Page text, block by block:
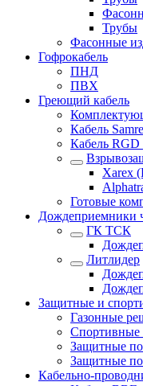
Трубы
Фасонные
Гофрокабель
ПНД
ПВХ
Греющий кабель
Кабель
Кабель
Xarex
Готовые
Дождеприемники
ГК ТСК
Литлидер
Защитные и
Газонные
Спортивные
Защитные
Защитные
Кабельно-